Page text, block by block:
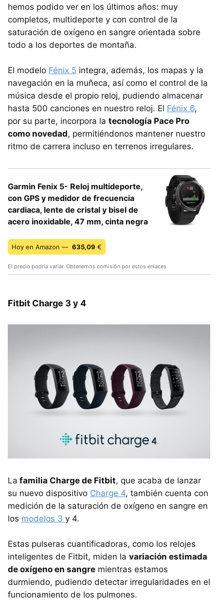
hemos podido ver en los últimos años: muy
completos, multideporte y con control de la
saturación de oxígeno en sangre orientada sobre
todo a los deportes de montaña.
El modelo Fénix 5 integra, además, los mapas y la
navegación en la muñeca, así como el control de la
música desde el propio reloj, pudiendo almacenar
hasta 500 canciones en nuestro reloj. El Fénix 6,
por su parte, incorpora la tecnología Pace Pro
como novedad, permitiéndonos mantener nuestro
ritmo de carrera incluso en terrenos irregulares.
Garmin Fenix 5- Reloj multideporte,
con GPS y medidor de frecuencia
cardiaca, lente de cristal y bisel de
acero inoxidable, 47 mm, cinta negra
Hoy en Amazon — 635,09 €
El precio podría variar. Obtenemos comisión por estos enlaces
Fitbit Charge 3 y 4
La familia Charge de Fitbit, que acaba de lanzar
su nuevo dispositivo Charge 4, también cuenta con
medición de la saturación de oxígeno en sangre en
los modelos 3 y 4.
Estas pulseras cuantificadoras, como los relojes
inteligentes de Fitbit, miden la variación estimada
de oxígeno en sangre mientras estamos
durmiendo, pudiendo detectar irregularidades en el
funcionamiento de los pulmones.